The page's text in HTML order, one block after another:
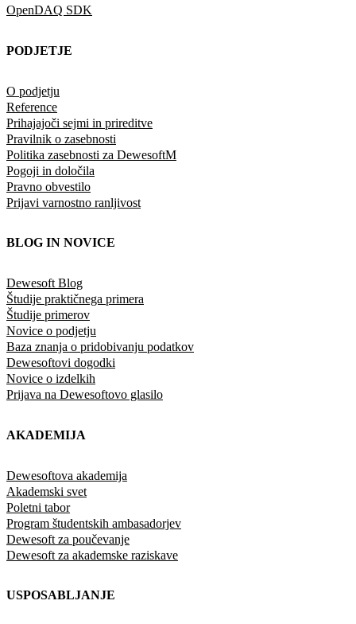
OpenDAQ SDK
PODJETJE
O podjetju
Reference
Prihajajoči sejmi in prireditve
Pravilnik o zasebnosti
Politika zasebnosti za DewesoftM
Pogoji in določila
Pravno obvestilo
Prijavi varnostno ranljivost
BLOG IN NOVICE
Dewesoft Blog
Študije praktičnega primera
Študije primerov
Novice o podjetju
Baza znanja o pridobivanju podatkov
Dewesoftovi dogodki
Novice o izdelkih
Prijava na Dewesoftovo glasilo
AKADEMIJA
Dewesoftova akademija
Akademski svet
Poletni tabor
Program študentskih ambasadorjev
Dewesoft za poučevanje
Dewesoft za akademske raziskave
USPOSABLJANJE